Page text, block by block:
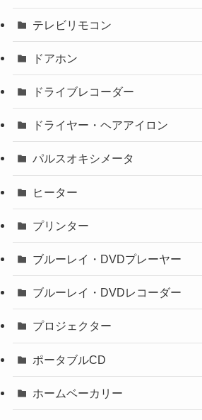
テレビリモコン
ドアホン
ドライブレコーダー
ドライヤー・ヘアアイロン
パルスオキシメータ
ヒーター
プリンター
ブルーレイ・DVDプレーヤー
ブルーレイ・DVDレコーダー
プロジェクター
ポータブルCD
ホームベーカリー